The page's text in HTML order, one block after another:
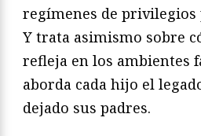
regímenes de privilegios
Y trata asimismo sobre
refleja en los ambientes
aborda cada hijo el
dejado sus padres.